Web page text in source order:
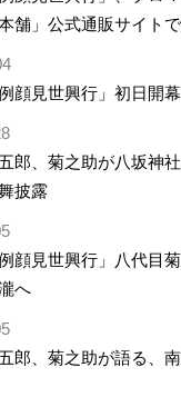
舗」公式通販サイト
顔見世興行」初日開幕
郎、菊之助が八坂神
披露
顔見世興行」八代目
へ
郎、菊之助が語る、